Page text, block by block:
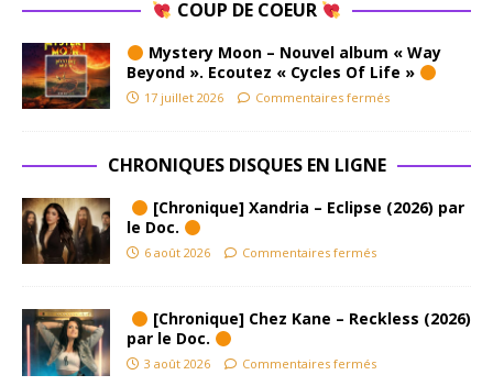
COUP DE COEUR
Mystery Moon – Nouvel album « Way
Beyond ». Ecoutez « Cycles Of Life »
17 juillet 2026 Commentaires fermés
CHRONIQUES DISQUES EN LIGNE
[Chronique] Xandria – Eclipse (2026) par
le Doc.
6 août 2026 Commentaires fermés
[Chronique] Chez Kane – Reckless (2026)
par le Doc.
3 août 2026 Commentaires fermés